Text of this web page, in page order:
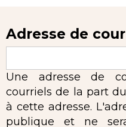
Adresse de
Une adresse de
courriels de la part
à cette adresse.
publique et ne